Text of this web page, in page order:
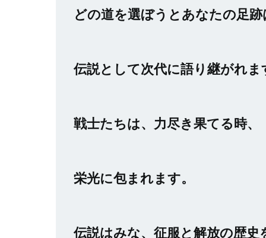
どの道を選ぼうとあなたの足跡
伝説として次代に語り継がれま
戦士たちは、力尽き果てる時、
栄光に包まれます。
伝説はみな、征服と解放の歴史